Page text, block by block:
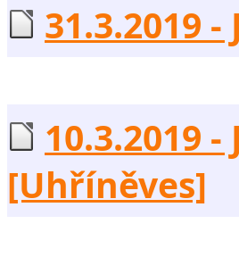
31.3.2019
10.3.2019
[Uhříněves]